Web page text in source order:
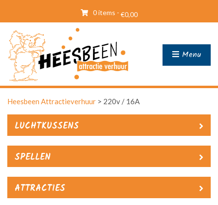
0 items - €0,00
Menu
Heesbeen Attractieverhuur > 220v / 16A
LUCHTKUSSENS
SPELLEN
ATTRACTIES